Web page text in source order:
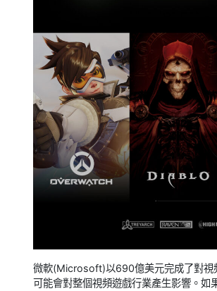
微軟(Microsoft)以690億美元完成了對視
可能會對整個視頻遊戲行業產生影響。